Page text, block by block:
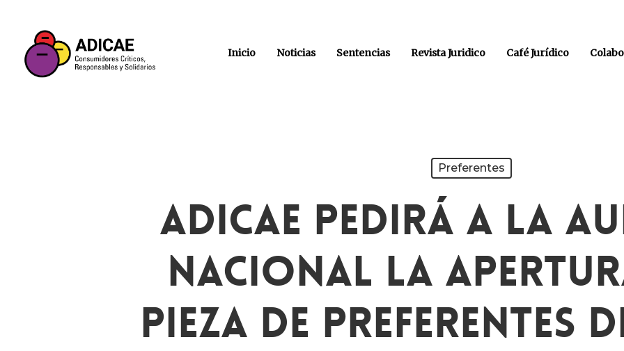
Inicio Noticias Sentencias Revista Juridico Café Jurídico
Preferentes
ADICAE Pedirá A La
Nacional La
Pieza De Preferentes